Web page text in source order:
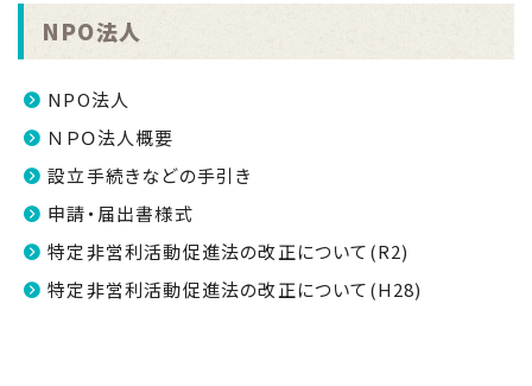
NPO法人
NPO法人
ＮＰＯ法人概要
設立手続きなどの手引き
申請・届出書様式
特定非営利活動促進法の改正について(R2)
特定非営利活動促進法の改正について(H28)